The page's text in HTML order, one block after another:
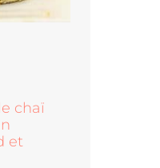
chaï
et